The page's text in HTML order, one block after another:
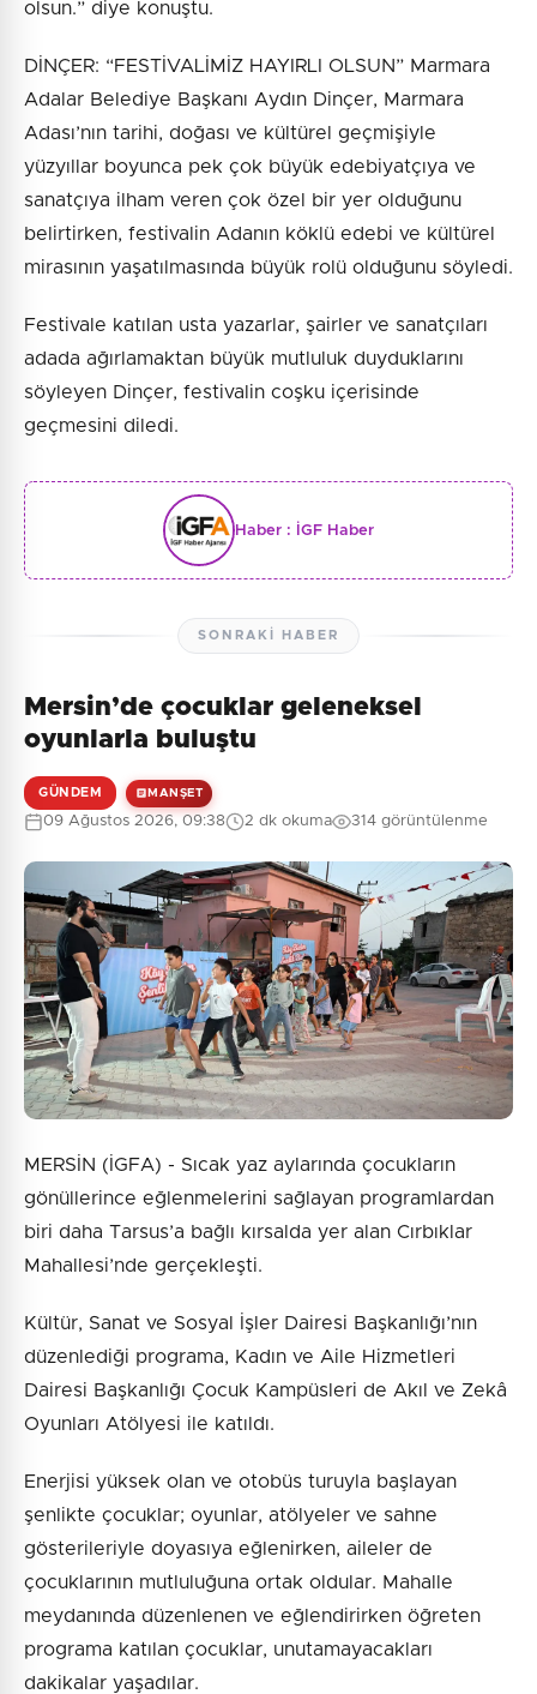
olsun.” diye konuştu.
DİNÇER: “FESTİVALİMİZ HAYIRLI OLSUN” Marmara
Adalar Belediye Başkanı Aydın Dinçer, Marmara
Adası’nın tarihi, doğası ve kültürel geçmişiyle
yüzyıllar boyunca pek çok büyük edebiyatçıya ve
sanatçıya ilham veren çok özel bir yer olduğunu
belirtirken, festivalin Adanın köklü edebi ve kültürel
mirasının yaşatılmasında büyük rolü olduğunu söyledi.
Festivale katılan usta yazarlar, şairler ve sanatçıları
adada ağırlamaktan büyük mutluluk duyduklarını
söyleyen Dinçer, festivalin coşku içerisinde
geçmesini diledi.
Haber : İGF Haber
SONRAKI HABER
Mersin’de çocuklar geleneksel
oyunlarla buluştu
GÜNDEM MANŞET
09 Ağustos 2026, 09:38 2 dk okuma 314 görüntülenme
MERSİN (İGFA) - Sıcak yaz aylarında çocukların
gönüllerince eğlenmelerini sağlayan programlardan
biri daha Tarsus’a bağlı kırsalda yer alan Cırbıklar
Mahallesi’nde gerçekleşti.
Kültür, Sanat ve Sosyal İşler Dairesi Başkanlığı’nın
düzenlediği programa, Kadın ve Aile Hizmetleri
Dairesi Başkanlığı Çocuk Kampüsleri de Akıl ve Zekâ
Oyunları Atölyesi ile katıldı.
Enerjisi yüksek olan ve otobüs turuyla başlayan
şenlikte çocuklar; oyunlar, atölyeler ve sahne
gösterileriyle doyasıya eğlenirken, aileler de
çocuklarının mutluluğuna ortak oldular. Mahalle
meydanında düzenlenen ve eğlendirirken öğreten
programa katılan çocuklar, unutamayacakları
dakikalar yaşadılar.